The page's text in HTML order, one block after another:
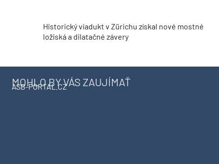
Historický viadukt v Zürichu získal nové mostné
ložiská a dilatačné závery
MOHLO BY VÁS ZAUJÍMAŤ
ASB-PORTAL.CZ